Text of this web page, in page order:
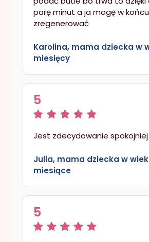
parę minut a ja mogę w
zregenerować
Karolina, mama dziecka w
miesięcy
5
Jest zdecydowanie spokojniej
Julia, mama dziecka w
miesiące
5